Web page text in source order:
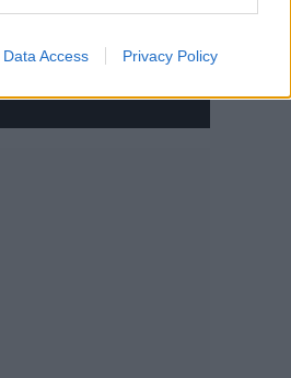
Data Access Privacy Policy